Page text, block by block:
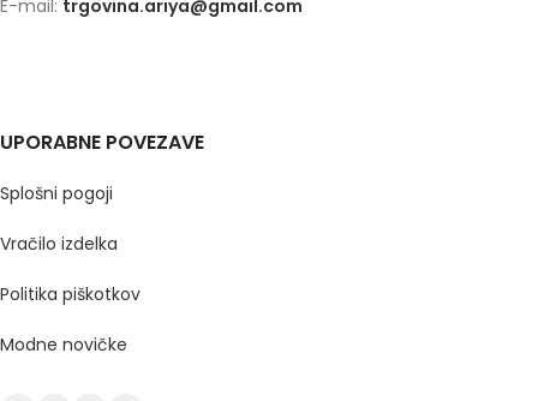
E-mail: trgovina.ariya@gmail.com
UPORABNE POVEZAVE
Splošni pogoji
Vračilo izdelka
Politika piškotkov
Modne novičke